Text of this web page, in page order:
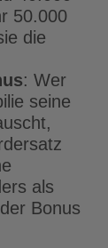
50.000
die
: Wer
seine
als
Bonus